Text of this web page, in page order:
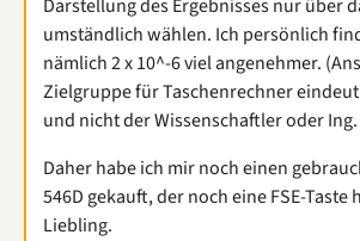
Darstellung des Ergebnisses nur über
umständlich wählen. Ich persönlich
nämlich 2 x 10^-6 viel angenehmer.
Zielgruppe für Taschenrechner
und nicht der Wissenschaftler oder
Daher habe ich mir noch einen
546D gekauft, der noch eine FSE-Taste
Liebling.